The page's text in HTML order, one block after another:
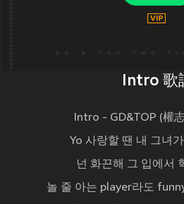
Intro 歌
Intro - GD&TOP (權
Yo 사랑할 땐 내 그녀
넌 화끈해 그 입에서
놀 줄 아는 player라도